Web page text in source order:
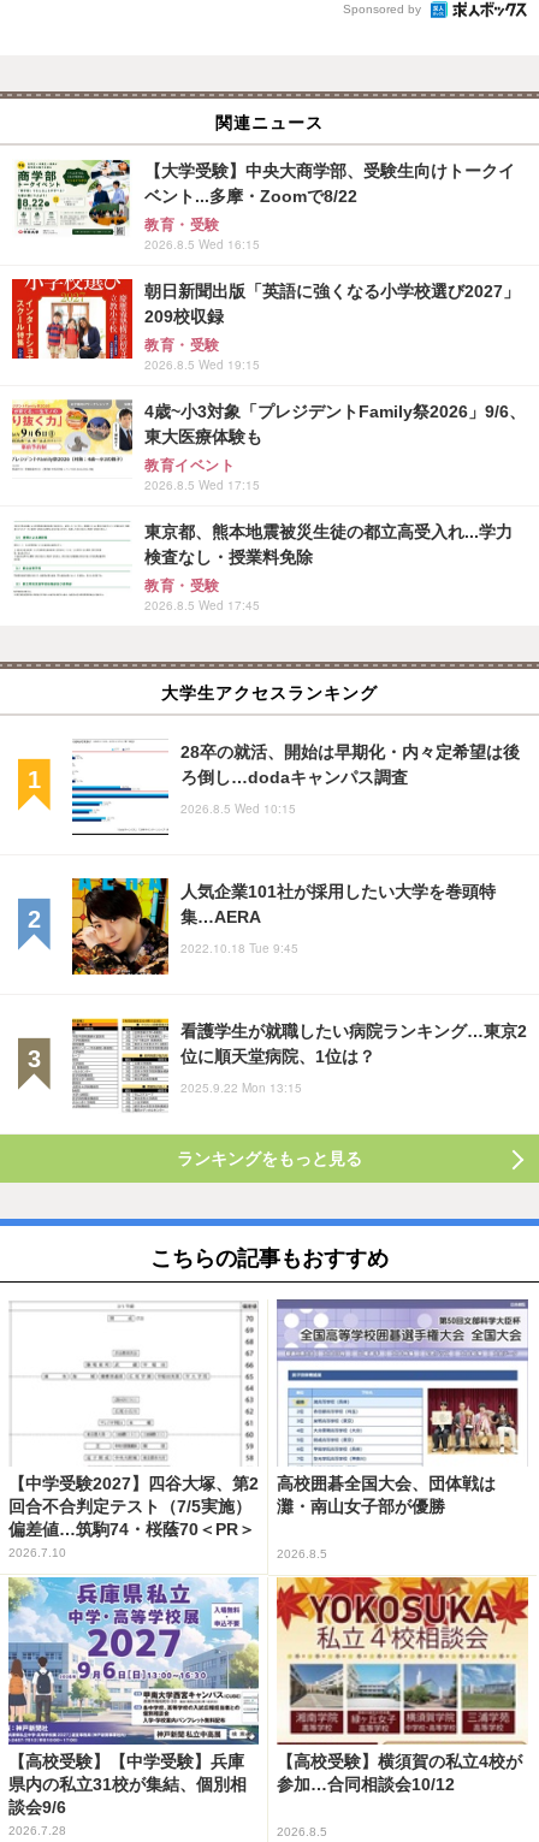
Sponsored by
関連ニュース
【大学受験】中央大商学部、受験生向けトークイ
ベント...多摩・Zoomで8/22
教育・受験
2026.8.5 Wed 16:15
朝日新聞出版「英語に強くなる小学校選び2027」
209校収録
教育・受験
2026.8.5 Wed 19:15
4歳~小3対象「プレジデントFamily祭2026」9/6、
東大医療体験も
教育イベント
2026.8.5 Wed 17:15
東京都、熊本地震被災生徒の都立高受入れ...学力
検査なし・授業料免除
教育・受験
2026.8.5 Wed 17:45
大学生アクセスランキング
28卒の就活、開始は早期化・内々定希望は後
ろ倒し…dodaキャンパス調査
2026.8.5 Wed 10:15
人気企業101社が採用したい大学を巻頭特
集…AERA
2022.10.18 Tue 9:45
看護学生が就職したい病院ランキング…東京2
位に順天堂病院、1位は？
2025.9.22 Mon 13:15
ランキングをもっと見る
こちらの記事もおすすめ
【中学受験2027】四谷大塚、第2
回合不合判定テスト（7/5実施）
偏差値…筑駒74・桜蔭70＜PR＞
2026.7.10
高校囲碁全国大会、団体戦は
灘・南山女子部が優勝
2026.8.5
【高校受験】【中学受験】兵庫
県内の私立31校が集結、個別相
談会9/6
2026.7.28
【高校受験】横須賀の私立4校が
参加…合同相談会10/12
2026.8.5